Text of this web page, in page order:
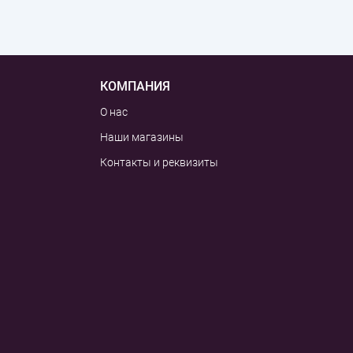
КОМПАНИЯ
О нас
Наши магазины
Контакты и реквизиты